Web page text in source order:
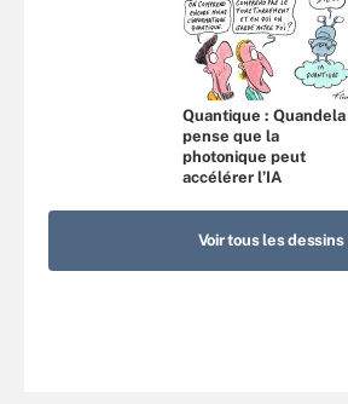
Quantique : Quandela
pense que la
photonique peut
accélérer l’IA
Voir tous les dessins